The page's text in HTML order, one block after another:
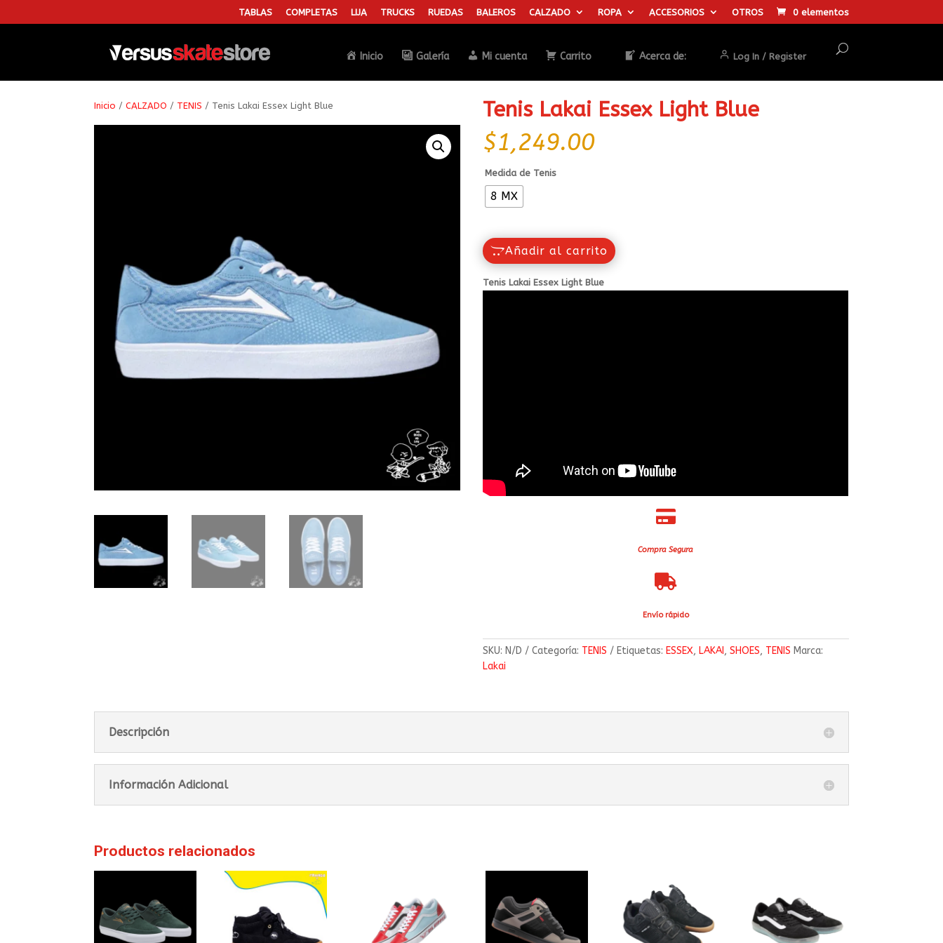
TABLAS COMPLETAS LIJA TRUCKS RUEDAS BALEROS CALZADO ROPA ACCESORIOS OTROS 0 elementos
Inicio Galería Mi cuenta Carrito Acerca de: Log In / Register
Búsqueda
Inicio /CALZADO / TENIS / Tenis Lakai Essex Light Blue Tenis Lakai Essex Light Blue
$1,249.00
Medida de Tenis
8 MX
Añadir al carrito
Tenis Lakai Essex Light Blue

Compra Segura

Envío rápido
SKU: N/D Categoría: TENIS Etiquetas: ESSEX, LAKAI ,SHOES, TENIS Marca:
Lakai
Descripción
Información Adicional
Productos relacionados